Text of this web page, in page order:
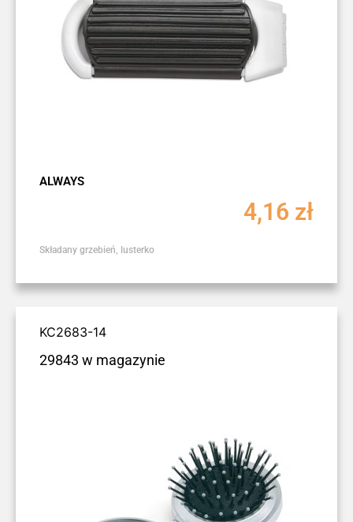
ALWAYS
4,16 zł
Składany grzebień, lusterko
KC2683-14
29843 w magazynie